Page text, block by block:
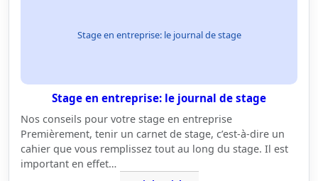
Stage en entreprise: le journal de stage
Stage en entreprise: le journal de stage
Nos conseils pour votre stage en entreprise
Premièrement, tenir un carnet de stage, c’est-à-dire un
cahier que vous remplissez tout au long du stage. Il est
important en effet…